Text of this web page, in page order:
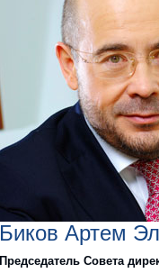
Биков Артем
Председатель Совета